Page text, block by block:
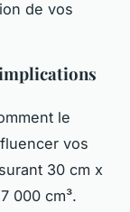
de vos
le
vos
30 cm x
000 cm³.